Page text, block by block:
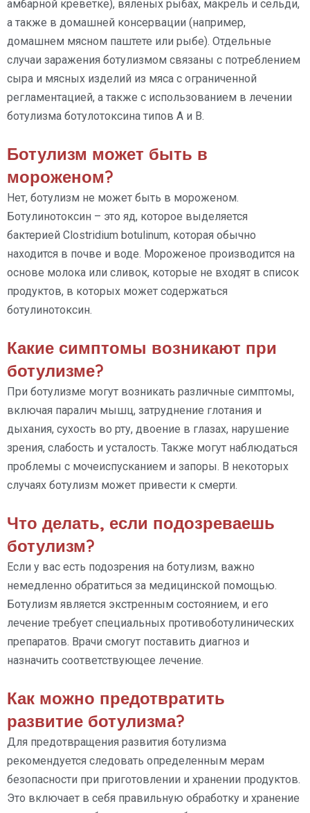
амбарной креветке), вяленых рыбах, макрель и сельди,
а также в домашней консервации (например,
домашнем мясном паштете или рыбе). Отдельные
случаи заражения ботулизмом связаны с потреблением
сыра и мясных изделий из мяса с ограниченной
регламентацией, а также с использованием в лечении
ботулизма ботулотоксина типов А и B.
Ботулизм может быть в
мороженом?
Нет, ботулизм не может быть в мороженом.
Ботулинотоксин – это яд, которое выделяется
бактерией Clostridium botulinum, которая обычно
находится в почве и воде. Мороженое производится на
основе молока или сливок, которые не входят в список
продуктов, в которых может содержаться
ботулинотоксин.
Какие симптомы возникают при
ботулизме?
При ботулизме могут возникать различные симптомы,
включая паралич мышц, затруднение глотания и
дыхания, сухость во рту, двоение в глазах, нарушение
зрения, слабость и усталость. Также могут наблюдаться
проблемы с мочеиспусканием и запоры. В некоторых
случаях ботулизм может привести к смерти.
Что делать, если подозреваешь
ботулизм?
Если у вас есть подозрения на ботулизм, важно
немедленно обратиться за медицинской помощью.
Ботулизм является экстренным состоянием, и его
лечение требует специальных противоботулинических
препаратов. Врачи смогут поставить диагноз и
назначить соответствующее лечение.
Как можно предотвратить
развитие ботулизма?
Для предотвращения развития ботулизма
рекомендуется следовать определенным мерам
безопасности при приготовлении и хранении продуктов.
Это включает в себя правильную обработку и хранение